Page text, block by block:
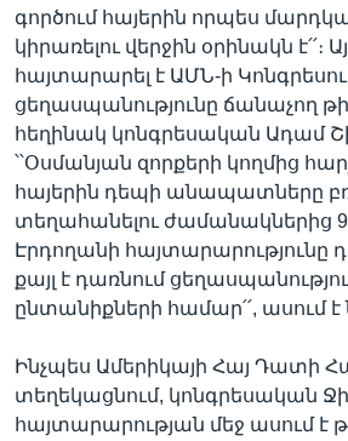
ՀԵՏԵՒԵՔ ՄԵԶ
Լեզուներ
գործում հայերին որպես
կիրառելու վերջին օրինակն է՛՛։
հայտարարել է ԱՄՆ-ի
ցեղասպանությունը ճանաչող
հեղինակ կոնգրեսական Ադամ
՝՝Օսմանյան զորքերի կողմից
հայերին դեպի անապատները
տեղահանելու ժամանակներից
Էրդողանի հայտարարությունը
քայլ է դառնում
ընտանիքների համար՛՛, ասում է
Ինչպես Ամերիկայի Հայ Դատի
տեղեկացնում, կոնգրեսական
հայտարարության մեջ ասում է